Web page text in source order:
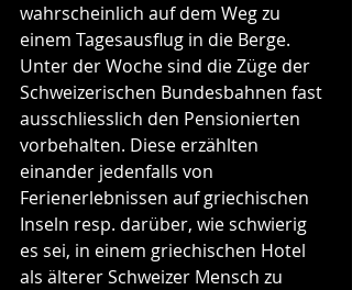
wahrscheinlich auf dem Weg zu
einem Tagesausflug in die Berge.
Unter der Woche sind die Züge der
Schweizerischen Bundesbahnen fast
ausschliesslich den Pensionierten
vorbehalten. Diese erzählten
einander jedenfalls von
Ferienerlebnissen auf griechischen
Inseln resp. darüber, wie schwierig
es sei, in einem griechischen Hotel
als älterer Schweizer Mensch zu